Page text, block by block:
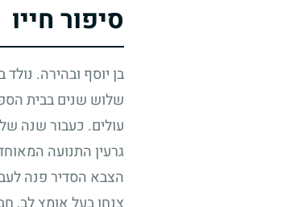
סיפור חייו
בן יוסף ובהירה. נולד
שלוש שנים בבית
עולים. כעבור שנה
גרעין התנועה
הצבא הסדיר פנה